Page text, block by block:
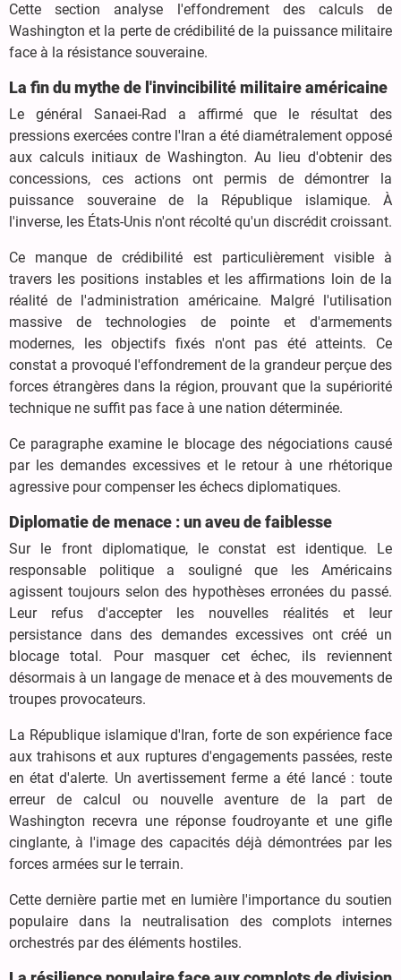
Cette section analyse l'effondrement des calculs de
Washington et la perte de crédibilité de la puissance militaire
face à la résistance souveraine.
La fin du mythe de l'invincibilité militaire américaine
Le général Sanaei-Rad a affirmé que le résultat des
pressions exercées contre l'Iran a été diamétralement opposé
aux calculs initiaux de Washington. Au lieu d'obtenir des
concessions, ces actions ont permis de démontrer la
puissance souveraine de la République islamique. À
l'inverse, les États-Unis n'ont récolté qu'un discrédit croissant.
Ce manque de crédibilité est particulièrement visible à
travers les positions instables et les affirmations loin de la
réalité de l'administration américaine. Malgré l'utilisation
massive de technologies de pointe et d'armements
modernes, les objectifs fixés n'ont pas été atteints. Ce
constat a provoqué l'effondrement de la grandeur perçue des
forces étrangères dans la région, prouvant que la supériorité
technique ne suffit pas face à une nation déterminée.
Ce paragraphe examine le blocage des négociations causé
par les demandes excessives et le retour à une rhétorique
agressive pour compenser les échecs diplomatiques.
Diplomatie de menace : un aveu de faiblesse
Sur le front diplomatique, le constat est identique. Le
responsable politique a souligné que les Américains
agissent toujours selon des hypothèses erronées du passé.
Leur refus d'accepter les nouvelles réalités et leur
persistance dans des demandes excessives ont créé un
blocage total. Pour masquer cet échec, ils reviennent
désormais à un langage de menace et à des mouvements de
troupes provocateurs.
La République islamique d'Iran, forte de son expérience face
aux trahisons et aux ruptures d'engagements passées, reste
en état d'alerte. Un avertissement ferme a été lancé : toute
erreur de calcul ou nouvelle aventure de la part de
Washington recevra une réponse foudroyante et une gifle
cinglante, à l'image des capacités déjà démontrées par les
forces armées sur le terrain.
Cette dernière partie met en lumière l'importance du soutien
populaire dans la neutralisation des complots internes
orchestrés par des éléments hostiles.